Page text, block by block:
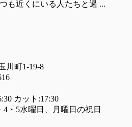
も近くにいる人たちと過 ...
川町1-19-8
カット:17:30
・5水曜日、月曜日の祝日